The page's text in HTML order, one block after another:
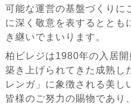
可能な運営の基盤づくりに
に深く敬意を表するととも
き継いでまいります。
柏ビレジは1980年の入居
築き上げられてきた成熟し
レンガ」に象徴される美し
皆様のご努力の賜物であり